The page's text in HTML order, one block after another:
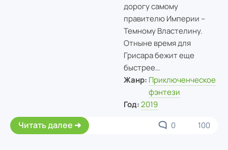
дорогу самому
правителю Империи –
Темному Властелину.
Отныне время для
Грисара бежит еще
быстрее…
Жанр: Приключенческое
фэнтези
Год: 2019
Читать далее 0 100